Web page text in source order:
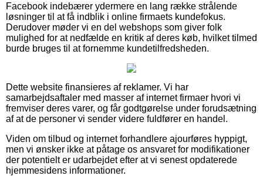
Facebook indebærer ydermere en lang række strålende
løsninger til at få indblik i online firmaets kundefokus.
Derudover møder vi en del webshops som giver folk
mulighed for at nedfælde en kritik af deres køb, hvilket tilmed
burde bruges til at fornemme kundetilfredsheden.
Dette website finansieres af reklamer. Vi har
samarbejdsaftaler med masser af internet firmaer hvori vi
fremviser deres varer, og får godtgørelse under forudsætning
af at de personer vi sender videre fuldfører en handel.
Viden om tilbud og internet forhandlere ajourføres hyppigt,
men vi ønsker ikke at påtage os ansvaret for modifikationer
der potentielt er udarbejdet efter at vi senest opdaterede
hjemmesidens informationer.